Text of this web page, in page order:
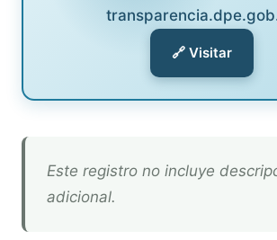
🔗 Visitar
Este registro no incluye descripción
adicional.